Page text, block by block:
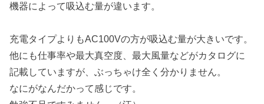
機器によって吸込む量が違います。
充電タイプよりもAC100Vの方が吸込む量が大きいです。
他にも仕事率や最大真空度、最大風量などがカタログに
記載していますが、ぶっちゃけ全く分かりません。
なにがなんだかって感じです。